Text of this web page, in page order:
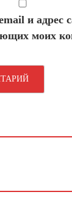
и адрес
моих